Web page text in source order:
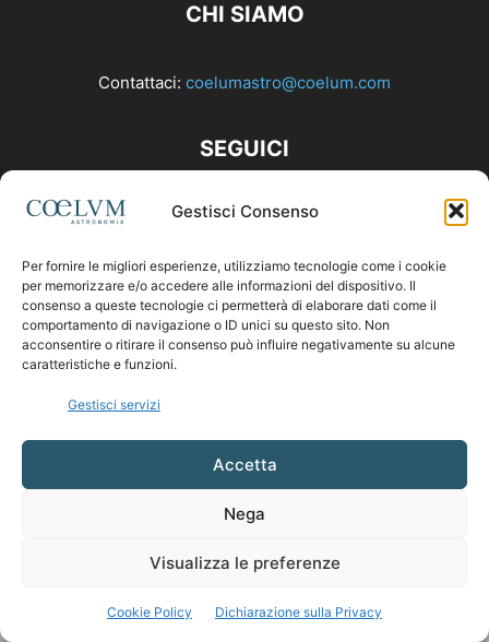
Gestisci Consenso
Per fornire le migliori esperienze, utilizziamo tecnologie come i cookie
per memorizzare e/o accedere alle informazioni del dispositivo. Il
consenso a queste tecnologie ci permetterà di elaborare dati come il
comportamento di navigazione o ID unici su questo sito. Non
acconsentire o ritirare il consenso può influire negativamente su alcune
caratteristiche e funzioni.
Gestisci servizi
Accetta
Nega
Visualizza le preferenze
Cookie Policy Dichiarazione sulla Privacy
CHI SIAMO
Contattaci: coelumastro@coelum.com
SEGUICI